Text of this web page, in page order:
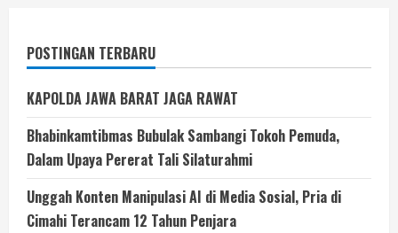
POSTINGAN TERBARU
KAPOLDA JAWA BARAT JAGA RAWAT
Bhabinkamtibmas Bubulak Sambangi Tokoh Pemuda,
Dalam Upaya Pererat Tali Silaturahmi
Unggah Konten Manipulasi AI di Media Sosial, Pria di
Cimahi Terancam 12 Tahun Penjara